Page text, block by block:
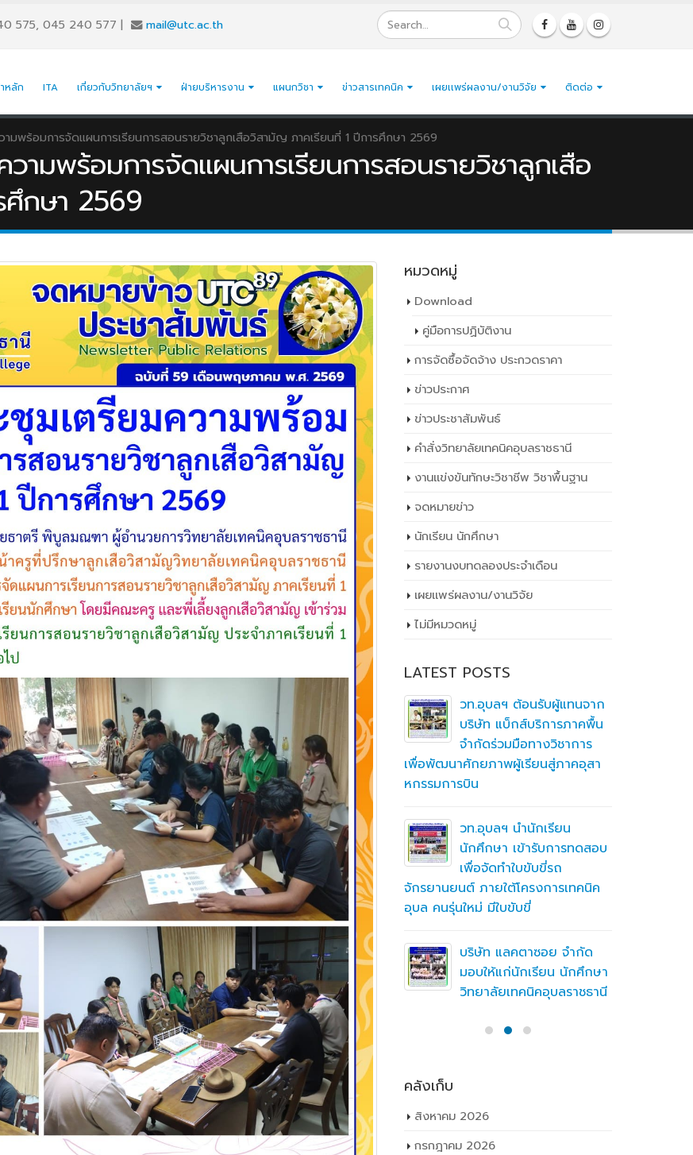
575, 045 240 577 | mail@utc.ac.th
หลัก ITA เกี่ยวกับวิทยาลัยฯ ฝ่ายบริหารงาน แผนกวิชา ข่าวสารเทคนิค เผยเเพร่ผลงาน/งานวิจัย ติดต่อ
มพร้อมการจัดแผนการเรียนการสอนรายวิชาลูกเสือวิสามัญ ภาคเรียนที่ 1 ปีการศึกษา 2569
ามพร้อมการจัดแผนการเรียนการสอนรายวิชาลูกเสือ
กษา 2569
หมวดหมู่
Download
คู่มือการปฏิบัติงาน
การจัดซื้อจัดจ้าง ประกวดราคา
ข่าวประกาศ
ข่าวประชาสัมพันธ์
คำสั่งวิทยาลัยเทคนิคอุบลราชธานี
งานแข่งขันทักษะวิชาชีพ วิชาพื้นฐาน
จดหมายข่าว
นักเรียน นักศึกษา
รายงานงบทดลองประจำเดือน
เผยเเพร่ผลงาน/งานวิจัย
ไม่มีหมวดหมู่
LATEST POSTS
ท.อุบลฯ ต้อนรับคณะ
รมการติดตามการ
ตามการดำเนินงานของ
นการขับเคลื่อนการจัดการ
งบประมาณ พ.ศ. 2569
ประกาศวิทยาลัยเทคนิ
อุบลราชธานี การรับบุคคลเข้าศึกษาต่อ
ปีการศึกษา 2563 ประเภทโควตา
วท.อุบลฯ จัดประชุมเพื่อสร้าง
ความเข้าใจ เกี่ยวกับคู่มือ
Maintenance Training
Organisation Exposition (MTOE)
วท.อุบลฯ ลงนามบันทึกความ
เข้าใจร่วมมือ (MOU) ร่วมกับ
บริษัท ทีเจซี คอร์ปอเรชั่น
จำกัด เพื่อการเรียนการสอน
อาชีวศึกษา
วท.อุบลฯ ต้อนรับผู้แทนจาก
บริษัท แบ็กส์บริการภาคพื้น
จำกัดร่วมมือทางวิชาการ
เพื่อพัฒนาศักยภาพผู้เรียนสู่ภาคอุสา
หกรรมการบิน
วท.อุบลฯ นำนักเรียน
นักศึกษา เข้ารับการทดสอบ
เพื่อจัดทำใบขับขี่รถ
จักรยานยนต์ ภายใต้โครงการเทคนิค
อุบล คนรุ่นใหม่ มีใบขับขี่
บริษัท แลคตาซอย จำกัด
มอบให้แก่นักเรียน นักศึกษา
วิทยาลัยเทคนิคอุบลราชธานี
คลังเก็บ
สิงหาคม 2026
กรกฎาคม 2026